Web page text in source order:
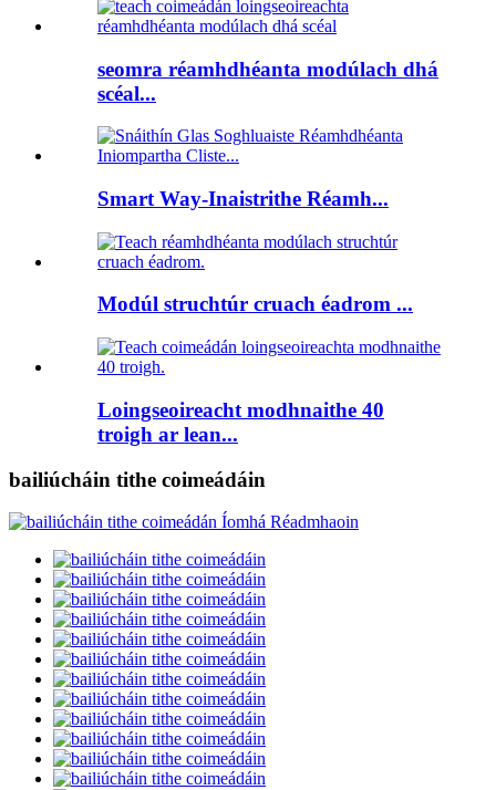
seomra réamhdhéanta modúlach dhá
scéal...
Smart Way-Inaistrithe Réamh...
Modúl struchtúr cruach éadrom ...
Loingseoireacht modhnaithe 40
troigh ar lean...
bailiúcháin tithe coimeádáin